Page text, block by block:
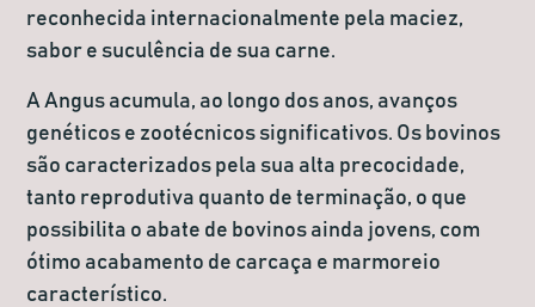
reconhecida internacionalmente pela maciez,
sabor e suculência de sua carne.
A Angus acumula, ao longo dos anos, avanços
genéticos e zootécnicos significativos. Os bovinos
são caracterizados pela sua alta precocidade,
tanto reprodutiva quanto de terminação, o que
possibilita o abate de bovinos ainda jovens, com
ótimo acabamento de carcaça e marmoreio
característico.